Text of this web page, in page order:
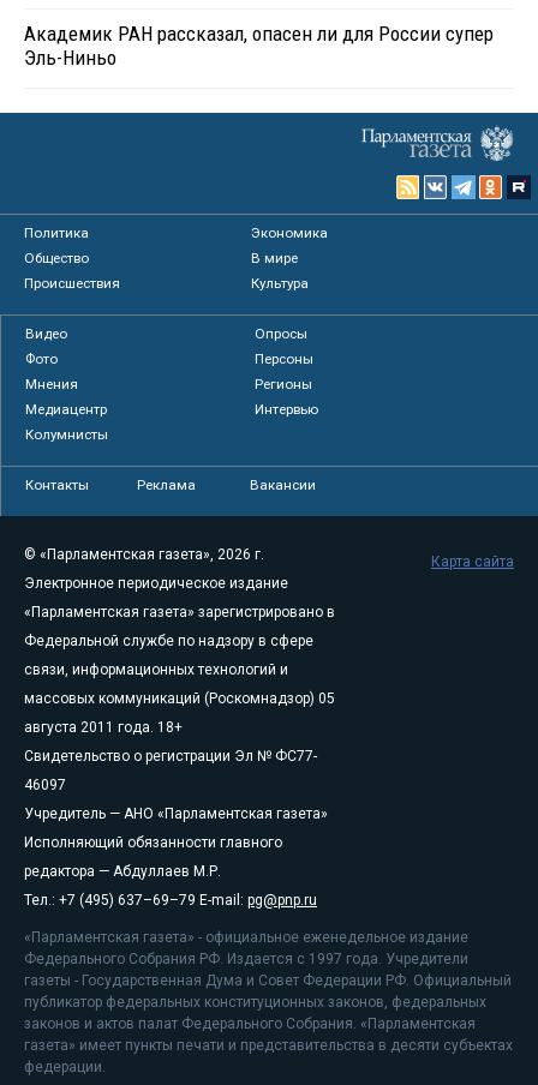
Академик РАН рассказал, опасен ли для России супер
Эль-Ниньо
Политика
Экономика
Общество
В мире
Происшествия
Культура
Видео
Опросы
Фото
Персоны
Мнения
Регионы
Медиацентр
Интервью
Колумнисты
Контакты Реклама Вакансии
© «Парламентская газета», 2026 г.
Электронное периодическое издание
«Парламентская газета» зарегистрировано в
Федеральной службе по надзору в сфере
связи, информационных технологий и
массовых коммуникаций (Роскомнадзор) 05
августа 2011 года. 18+
Свидетельство о регистрации Эл № ФС77-
46097
Учредитель — АНО «Парламентская газета»
Исполняющий обязанности главного
редактора — Абдуллаев М.Р.
Тел.: +7 (495) 637–69–79 E-mail: pg@pnp.ru
«Парламентская газета» - официальное еженедельное издание
Федерального Собрания РФ. Издается с 1997 года. Учредители
газеты - Государственная Дума и Совет Федерации РФ. Официальный
публикатор федеральных конституционных законов, федеральных
законов и актов палат Федерального Собрания. «Парламентская
газета» имеет пункты печати и представительства в десяти субъектах
федерации.
Карта сайта